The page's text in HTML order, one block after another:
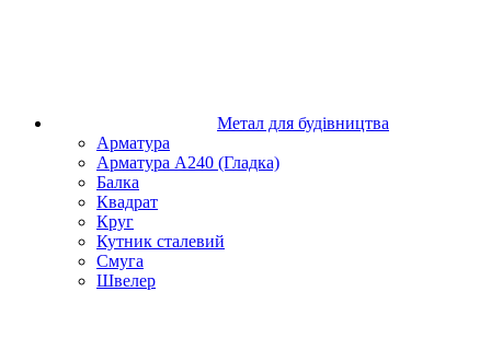
Метал для будівництва
Арматура
Арматура А240 (Гладка)
Балка
Квадрат
Круг
Кутник сталевий
Смуга
Швелер